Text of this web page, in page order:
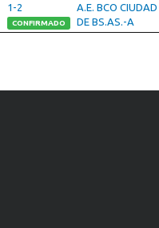
1-2
CONFIRMADO
A.E. BCO CIUDAD
DE BS.AS.-A